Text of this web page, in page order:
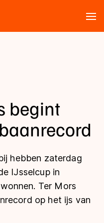
begint
hebben zaterdag
IJsselcup in
Ter Mors
op het ijs van